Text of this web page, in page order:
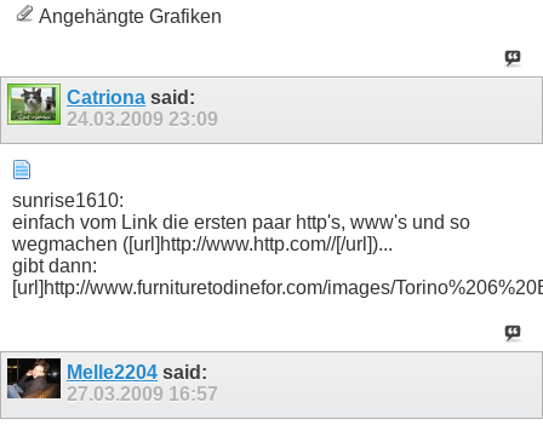
Angehängte Grafiken
Catriona said:
24.03.2009 23:09
sunrise1610:
einfach vom Link die ersten paar http's, www's und so
wegmachen ([url]http://www.http.com//[/url])...
gibt dann:
[url]http://www.furnituretodinefor.com/images/
Melle2204 said:
27.03.2009 16:57